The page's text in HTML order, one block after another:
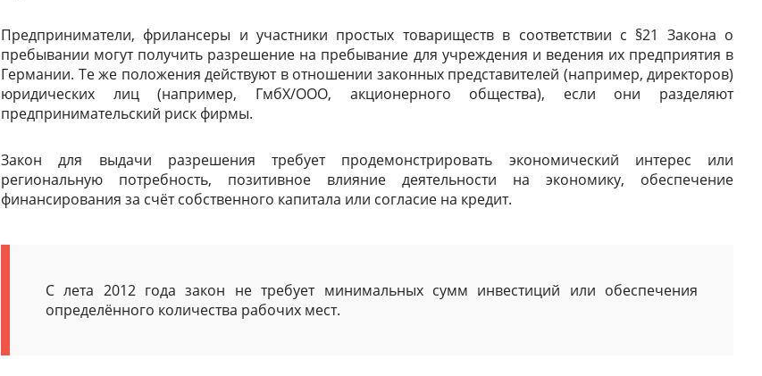
Предприниматели, фрилансеры и участники простых товариществ в соответствии с §21 Закона о
пребывании могут получить разрешение на пребывание для учреждения и ведения их предприятия в
Германии. Те же положения действуют в отношении законных представителей (например, директоров)
юридических лиц (например, ГмбХ/ООО, акционерного общества), если они разделяют
предпринимательский риск фирмы.
Закон для выдачи разрешения требует продемонстрировать экономический интерес или
региональную потребность, позитивное влияние деятельности на экономику, обеспечение
финансирования за счёт собственного капитала или согласие на кредит.
С лета 2012 года закон не требует минимальных сумм инвестиций или обеспечения
определённого количества рабочих мест.